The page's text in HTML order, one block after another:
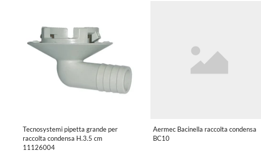
Tecnosystemi pipetta grande per
raccolta condensa H.3.5 cm
11126004
Aermec Bacinella raccolta condensa
BC10